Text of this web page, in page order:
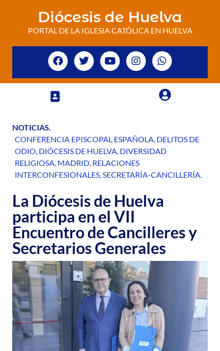
Diócesis de Huelva
PORTAL DE LA IGLESIA CATÓLICA EN HUELVA
NOTICIAS.
CONFERENCIA EPISCOPAL ESPAÑOLA, DELITOS DE
ODIO, DIÓCESIS DE HUELVA, DIVERSIDAD
RELIGIOSA, MADRID, RELACIONES
INTERCONFESIONALES,SECRETARÍA-CANCILLERÍA.
La Diócesis de Huelva
participa en el VII
Encuentro de Cancilleres y
Secretarios Generales